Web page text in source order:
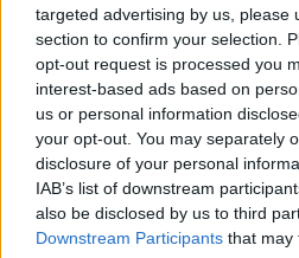
targeted advertising by us, please
section to confirm your selection.
opt-out request is processed you
interest-based ads based on
us or personal information
your opt-out. You may separately
disclosure of your personal
IAB’s list of downstream
also be disclosed by us to third
Downstream Participants that may
ARTIGOS